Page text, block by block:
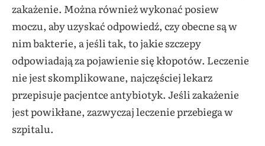
zakażenie. Można również wykonać posiew
moczu, aby uzyskać odpowiedź, czy obecne są w
nim bakterie, a jeśli tak, to jakie szczepy
odpowiadają za pojawienie się kłopotów. Leczenie
nie jest skomplikowane, najczęściej lekarz
przepisuje pacjentce antybiotyk. Jeśli zakażenie
jest powikłane, zazwyczaj leczenie przebiega w
szpitalu.